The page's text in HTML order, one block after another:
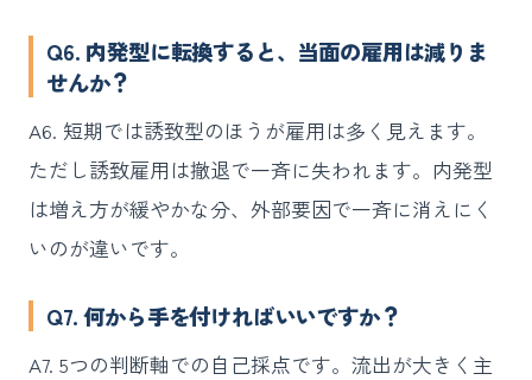
Q6. 内発型に転換すると、当面の雇用は減りま
せんか？
A6. 短期では誘致型のほうが雇用は多く見えます。
ただし誘致雇用は撤退で一斉に失われます。内発型
は増え方が緩やかな分、外部要因で一斉に消えにく
いのが違いです。
Q7. 何から手を付ければいいですか？
A7. 5つの判断軸での自己採点です。流出が大きく主